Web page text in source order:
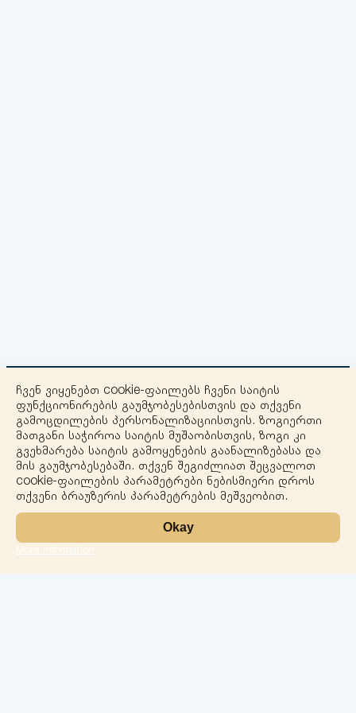
+
−
ჩვენ ვიყენებთ cookie-ფაილებს ჩვენი საიტის
ფუნქციონირების გაუმჯობესებისთვის და თქვენი
გამოცდილების პერსონალიზაციისთვის. ზოგიერთი
მათგანი საჭიროა საიტის მუშაობისთვის, ზოგი კი
გვეხმარება საიტის გამოყენების გაანალიზებასა და
მის გაუმჯობესებაში. თქვენ შეგიძლიათ შეცვალოთ
cookie-ფაილების პარამეტრები ნებისმიერი დროს
თქვენი ბრაუზერის პარამეტრების მეშვეობით.
Okay
More information